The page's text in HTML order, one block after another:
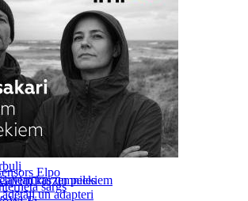
Elpo
sargsun peles
un adapteri
kurzemniekiem